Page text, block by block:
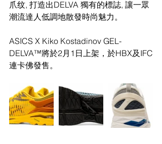
爪纹, 打造出DELVA 獨有的標誌, 讓一眾
潮流達人低調地散發時尚魅力。
ASICS X Kiko Kostadinov GEL-
DELVA™將於2月1日上架，於HBX及IFC
連卡佛發售。